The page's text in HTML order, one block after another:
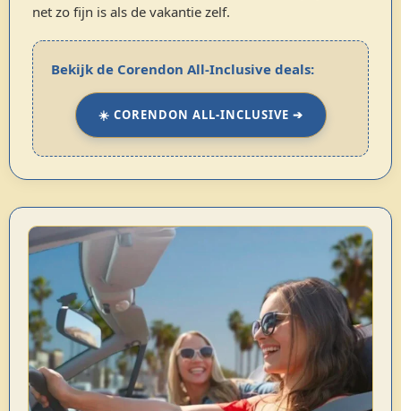
net zo fijn is als de vakantie zelf.
Bekijk de Corendon All-Inclusive deals:
☀️ CORENDON ALL-INCLUSIVE ➔